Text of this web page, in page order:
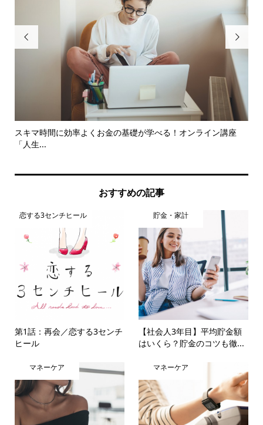

スキマ時間に効率よくお金の基礎が学べる！オンライン講座
「人生...

おすすめの記事
恋する3センチヒール
第1話：再会／恋する3センチ
ヒール
貯金・家計
【社会人3年目】平均貯金額
はいくら？貯金のコツも徹...
マネーケア マネーケア